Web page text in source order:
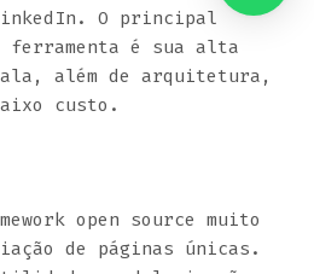
O principal
é sua alta
além de arquitetura,
custo.
open source muito
de páginas únicas.